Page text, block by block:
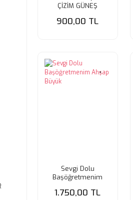
ÇİZİM GÜNEŞ
900,00 TL
Sevgi Dolu
Başöğretmenim
1.750,00 TL